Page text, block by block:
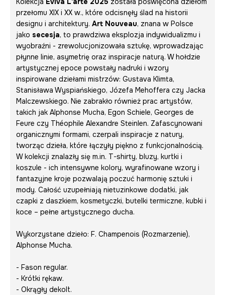
przełomu XIX i XX w., które odcisnęły ślad na historii
designu i architektury. Art Nouveau, znana w Polsce
jako secesja, to prawdziwa eksplozja indywidualizmu i
wyobraźni - zrewolucjonizowała sztukę, wprowadzając
płynne linie, asymetrię oraz inspiracje naturą. W hołdzie
artystycznej epoce powstały nadruki i wzory
inspirowane dziełami mistrzów: Gustava Klimta,
Stanisława Wyspiańskiego, Józefa Mehoffera czy Jacka
Malczewskiego. Nie zabrakło również prac artystów,
takich jak Alphonse Mucha, Egon Schiele, Georges de
Feure czy Théophile Alexandre Steinlen. Zafascynowani
organicznymi formami, czerpali inspiracje z natury,
tworząc dzieła, które łączyły piękno z funkcjonalnością.
W kolekcji znalazły się m.in. T-shirty, bluzy, kurtki i
koszule - ich intensywne kolory, wyrafinowane wzory i
fantazyjne kroje pozwalają poczuć harmonię sztuki i
mody. Całość uzupełniają nietuzinkowe dodatki, jak
czapki z daszkiem, kosmetyczki, butelki termiczne, kubki i
koce – pełne artystycznego ducha.
Wykorzystane dzieło: F. Champenois (Rozmarzenie),
Alphonse Mucha.
- Fason regular.
- Krótki rękaw.
- Okrągły dekolt.